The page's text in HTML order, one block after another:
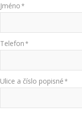
Jméno*
Telefon*
Ulice a číslo popisné*